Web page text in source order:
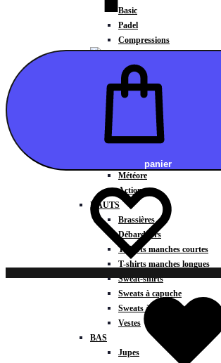
Basic
Padel
Compressions
COLLECTIONS
Fitness
Gravity
Météore
Action
HAUTS
Brassières
Débardeurs
T-shirts manches courtes
T-shirts manches longues
Sweat-shirts
Sweats à capuche
Sweats à capuche zippé
Vestes
BAS
Jupes
panier